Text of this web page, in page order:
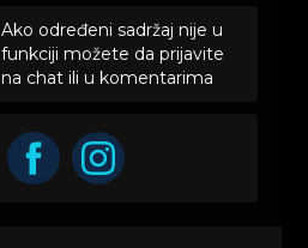
Ako određeni sadržaj nije u
funkciji možete da prijavite
na chat ili u komentarima